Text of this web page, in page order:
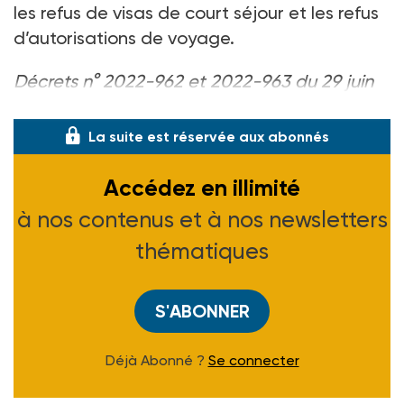
les refus de visas de court séjour et les refus
d’autorisations de voyage.
Décrets n° 2022-962 et 2022-963 du 29 juin
La suite est réservée aux abonnés
Accédez en illimité
à nos contenus et à nos newsletters
thématiques
S'ABONNER
Déjà Abonné ? Se connecter